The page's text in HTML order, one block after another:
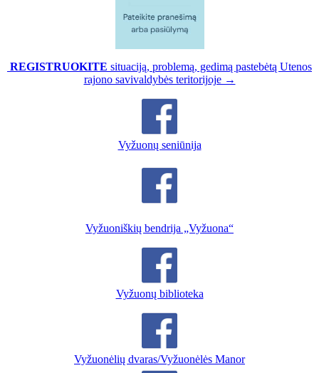
REGISTRUOKITE situaciją, problemą, gedimą pastebėtą Utenos
rajono savivaldybės teritorijoje →
Vyžuonų seniūnija
Vyžuoniškių bendrija „Vyžuona“
Vyžuonų biblioteka
Vyžuonėlių dvaras/Vyžuonėlės Manor